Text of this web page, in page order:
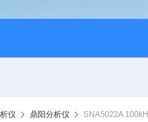
ME085/ME150PCB TDR特性阻抗测试仪
仪 鼎阳分析仪 SNA5022A